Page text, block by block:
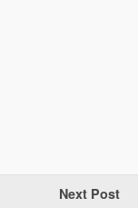
Next Post